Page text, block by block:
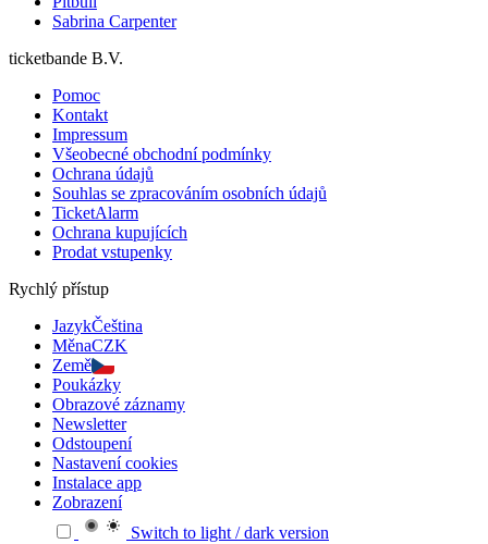
Sabrina Carpenter
ticketbande B.V.
Pomoc
Kontakt
Impressum
Všeobecné obchodní podmínky
Ochrana údajů
Souhlas se zpracováním osobních údajů
TicketAlarm
Ochrana kupujících
Prodat vstupenky
Rychlý přístup
JazykČeština
MěnaCZK
Země
Poukázky
Obrazové záznamy
Newsletter
Odstoupení
Nastavení cookies
Instalace app
Zobrazení
Switch to light / dark version